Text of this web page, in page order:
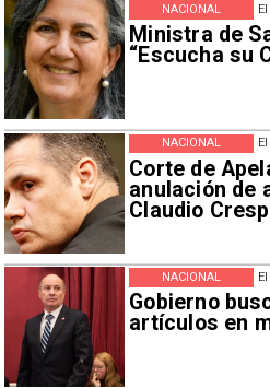
Ministra de
“Escucha su
NACIONAL
Corte de
anulación de
Claudio
NACIONAL
Gobierno
artículos en
NACIONAL